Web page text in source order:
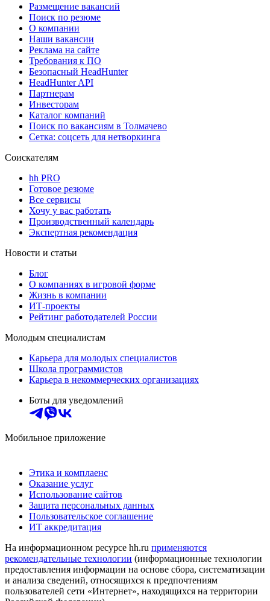
Размещение вакансий
Поиск по резюме
О компании
Наши вакансии
Реклама на сайте
Требования к ПО
Безопасный HeadHunter
HeadHunter API
Партнерам
Инвесторам
Каталог компаний
Поиск по вакансиям в Толмачево
Сетка: соцсеть для нетворкинга
Соискателям
hh PRO
Готовое резюме
Все сервисы
Хочу у вас работать
Производственный календарь
Экспертная рекомендация
Новости и статьи
Блог
О компаниях в игровой форме
Жизнь в компании
ИТ-проекты
Рейтинг работодателей России
Молодым специалистам
Карьера для молодых специалистов
Школа программистов
Карьера в некоммерческих организациях
Боты для уведомлений
Мобильное приложение
Этика и комплаенс
Оказание услуг
Использование сайтов
Защита персональных данных
Пользовательское соглашение
ИТ аккредитация
На информационном ресурсе hh.ru применяются
рекомендательные технологии (информационные технологии
предоставления информации на основе сбора, систематизации
и анализа сведений, относящихся к предпочтениям
пользователей сети «Интернет», находящихся на территории